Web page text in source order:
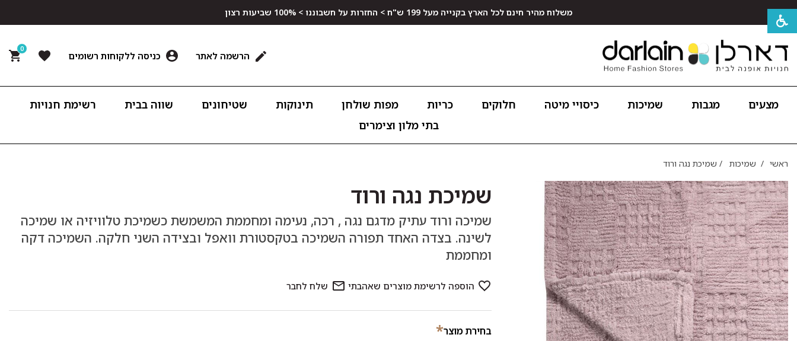
משלוח מהיר חינם לכל הארץ בקנייה מעל 199 ש"ח > החזרות על חשבוננו > 100% שביעות רצון
הרשמה לאתר כניסה ללקוחות רשומים
0
מצעים מגבות שמיכות כיסויי מיטה חלוקים כריות מפות שולחן תינוקות שטיחונים שווה בבית
רשימת חנויות
בתי מלון וצימרים
ראשי / שמיכות / שמיכת נגה ורוד
שמיכת נגה ורוד
שמיכה ורוד עתיק מדגם נגה , רכה, נעימה ומחממת המשמשת כשמיכת טלוויזיה או שמיכה
לשינה. בצדה האחד תפורה השמיכה בטקסטורת וואפל ובצידה השני חלקה. השמיכה דקה
ומחממת
בחירת מוצר*